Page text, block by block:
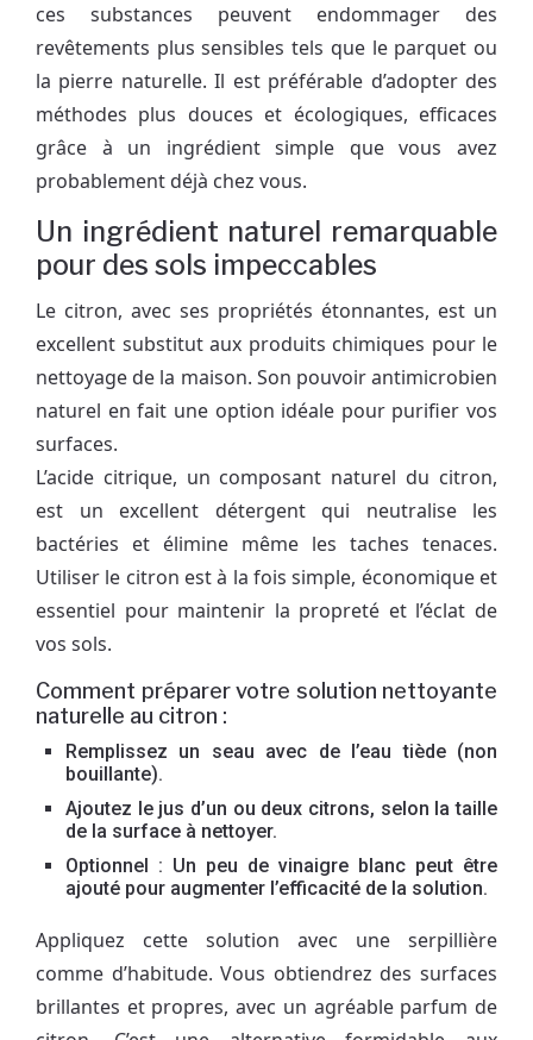
ces substances peuvent endommager des
revêtements plus sensibles tels que le parquet ou
la pierre naturelle. Il est préférable d’adopter des
méthodes plus douces et écologiques, efficaces
grâce à un ingrédient simple que vous avez
probablement déjà chez vous.
Un ingrédient naturel remarquable
pour des sols impeccables
Le citron, avec ses propriétés étonnantes, est un
excellent substitut aux produits chimiques pour le
nettoyage de la maison. Son pouvoir antimicrobien
naturel en fait une option idéale pour purifier vos
surfaces.
L’acide citrique, un composant naturel du citron,
est un excellent détergent qui neutralise les
bactéries et élimine même les taches tenaces.
Utiliser le citron est à la fois simple, économique et
essentiel pour maintenir la propreté et l’éclat de
vos sols.
Comment préparer votre solution nettoyante
naturelle au citron :
Remplissez un seau avec de l’eau tiède (non
bouillante).
Ajoutez le jus d’un ou deux citrons, selon la taille
de la surface à nettoyer.
Optionnel : Un peu de vinaigre blanc peut être
ajouté pour augmenter l’efficacité de la solution.
Appliquez cette solution avec une serpillière
comme d’habitude. Vous obtiendrez des surfaces
brillantes et propres, avec un agréable parfum de